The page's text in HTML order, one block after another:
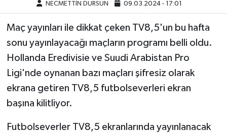
NECMETTİN DURSUN 09.03.2024 - 17:01
Maç yayınları ile dikkat çeken TV8,5'un bu hafta
sonu yayınlayacağı maçların programı belli oldu.
Hollanda Eredivisie ve Suudi Arabistan Pro
Ligi'nde oynanan bazı maçları şifresiz olarak
ekrana getiren TV8,5 futbolseverleri ekran
başına kilitliyor.
Futbolseverler TV8,5 ekranlarında yayınlanacak